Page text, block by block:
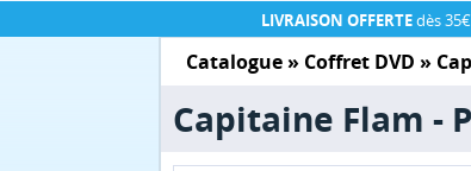
LIVRAISON OFFERTEdès
Catalogue» Coffret DVD »
Capitaine Flam -